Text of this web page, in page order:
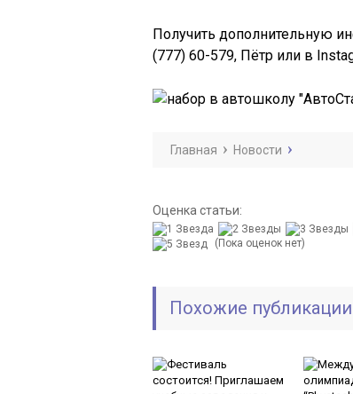
Получить дополнительную
(777) 60-579, Пётр или в
Главная Новости
Оценка статьи:
(Пока оценок нет)
Похожие публикации